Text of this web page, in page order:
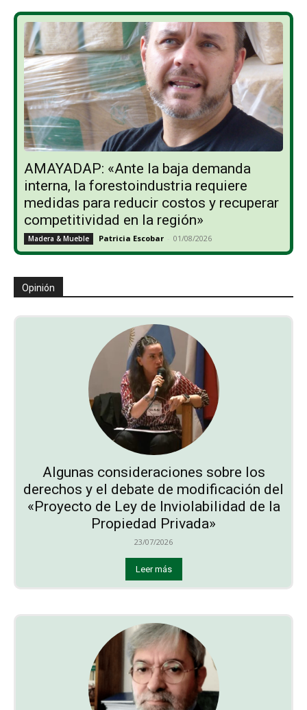
AMAYADAP: «Ante la baja demanda
interna, la forestoindustria requiere
medidas para reducir costos y recuperar
competitividad en la región»
Madera & Mueble Patricia Escobar - 01/08/2026
Opinión
Algunas consideraciones sobre los
derechos y el debate de modificación del
«Proyecto de Ley de Inviolabilidad de la
Propiedad Privada»
23/07/2026
Leer más